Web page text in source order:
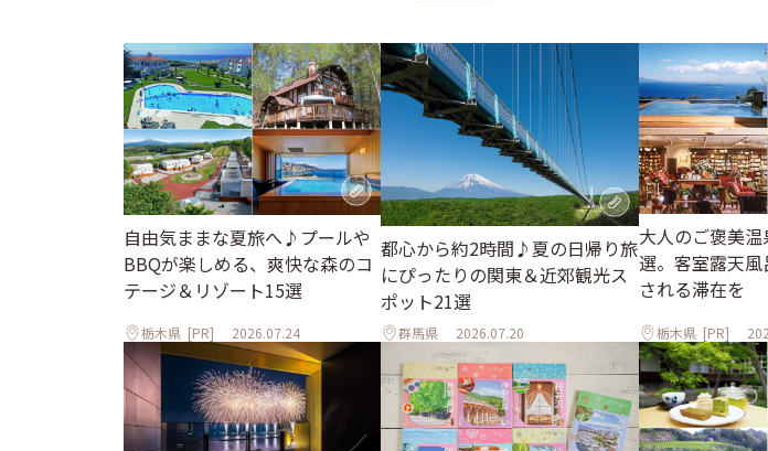
自由気ままな夏旅へ♪プールや
BBQが楽しめる、爽快な森のコ
テージ＆リゾート15選
栃木県 [PR] 2026.07.24
都心から約2時間♪夏の日帰り旅
にぴったりの関東＆近郊観光ス
ポット21選
群馬県 2026.07.20
大人のご褒美
選。客室露天
される滞在を
栃木県[PR]